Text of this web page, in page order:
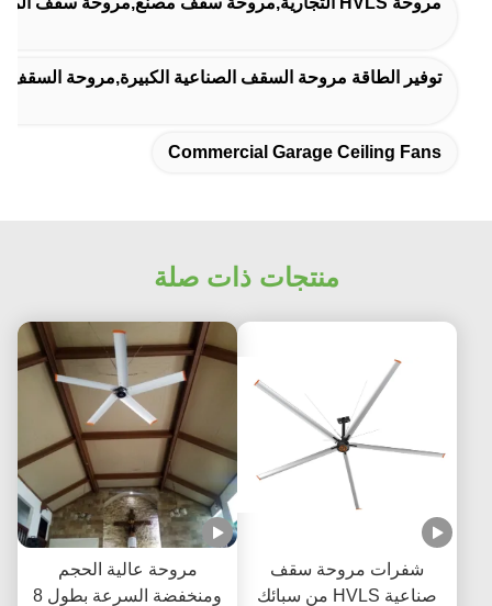
مروحة السقف الصناعية الكبيرة,مروحة السقف الصناعية الكبيرة
Commercial Garage
منتجات ذات صلة
مروحة سقف
صناعية HVLS من سبائك
مروحة عالية الحجم
ومنخفضة السرعة بطول 8